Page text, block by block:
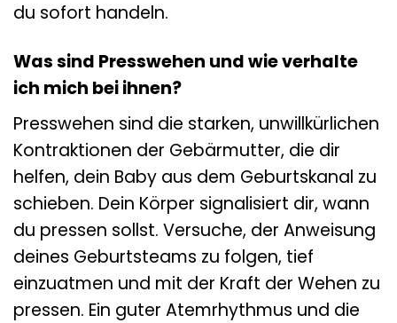
du sofort handeln.
Was sind Presswehen und wie verhalte
ich mich bei ihnen?
Presswehen sind die starken, unwillkürlichen
Kontraktionen der Gebärmutter, die dir
helfen, dein Baby aus dem Geburtskanal zu
schieben. Dein Körper signalisiert dir, wann
du pressen sollst. Versuche, der Anweisung
deines Geburtsteams zu folgen, tief
einzuatmen und mit der Kraft der Wehen zu
pressen. Ein guter Atemrhythmus und die